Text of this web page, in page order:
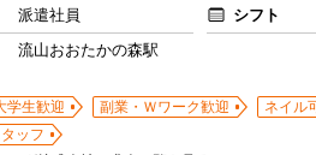
派遣社員 シフト
流山おおたかの森駅
学生歓迎 副業・Ｗワーク歓迎
ネイル
ッフ